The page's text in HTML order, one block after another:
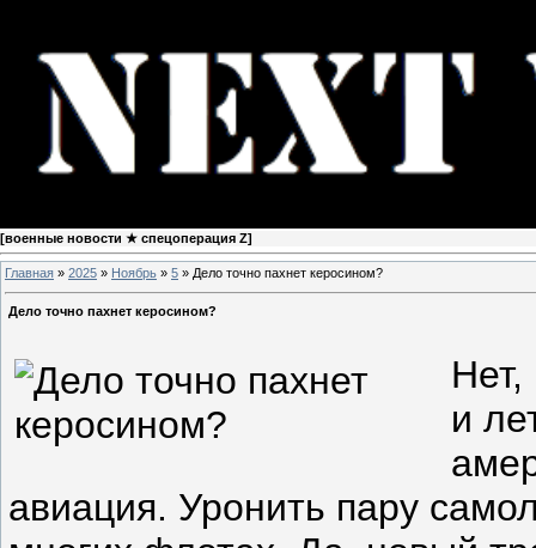
[военные новости ★ спецоперация Z]
Главная » 2025 » Ноябрь » 5 » Дело точно пахнет керосином?
Дело точно пахнет керосином?
Нет,
и
авиация. Уронить пару